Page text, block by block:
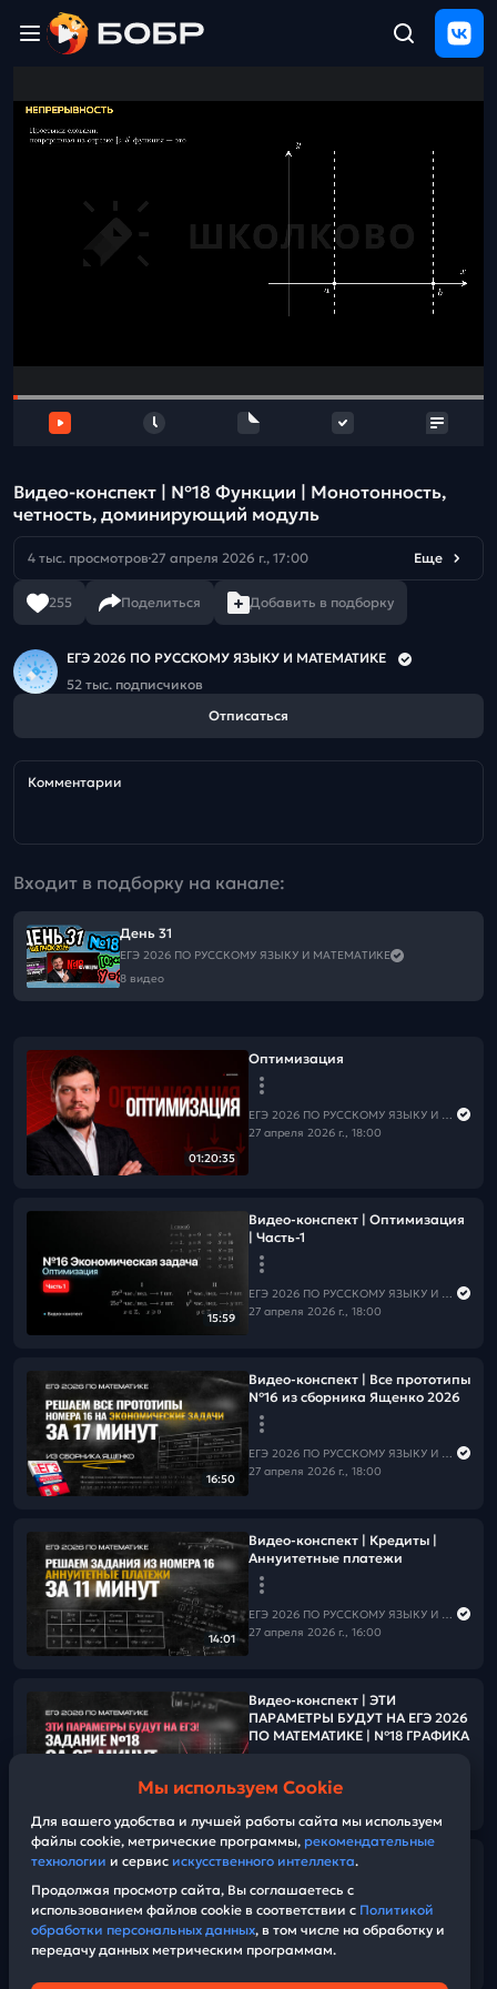
ЩЕЛЧОК
2026
и
отзыв
Видео-конспект | №18 Функции | Монотонность,
четность, доминирующий модуль
4 тыс. просмотров 27 апреля 2026 г., 17:00 Еще
255 Поделиться Добавить в подборку
ЕГЭ 2026 ПО РУССКОМУ ЯЗЫКУ И МАТЕМАТИКЕ
52 тыс. подписчиков
Отписаться
Комментарии
Входит в подборку на канале:
День 31
ЕГЭ 2026 ПО РУССКОМУ ЯЗЫКУ И МАТЕМАТИКЕ
8 видео
01:20:35
Оптимизация
ЕГЭ 2026 ПО РУССКОМУ ЯЗЫКУ И МАТЕМАТИКЕ
27 апреля 2026 г., 18:00
15:59
Видео-конспект | Оптимизация
| Часть-1
ЕГЭ 2026 ПО РУССКОМУ ЯЗЫКУ И МАТЕМАТИКЕ
27 апреля 2026 г., 18:00
16:50
Видео-конспект | Все прототипы
№16 из сборника Ященко 2026
ЕГЭ 2026 ПО РУССКОМУ ЯЗЫКУ И МАТЕМАТИКЕ
27 апреля 2026 г., 18:00
14:01
Видео-конспект | Кредиты |
Аннуитетные платежи
ЕГЭ 2026 ПО РУССКОМУ ЯЗЫКУ И МАТЕМАТИКЕ
27 апреля 2026 г., 16:00
23:37
Видео-конспект | ЭТИ
ПАРАМЕТРЫ БУДУТ НА ЕГЭ 2026
ПО МАТЕМАТИКЕ | №18 ГРАФИКА
39:44
Видео-конспект | Шпаргалка
ЕГЭ 2026 ПО РУССКОМУ ЯЗЫКУ И МАТЕМАТИКЕ
27 апреля 2026 г., 16:00
Мы используем Cookie
Для вашего удобства и лучшей работы сайта мы используем
файлы cookie, метрические программы, рекомендательные
технологии и сервис искусственного интеллекта.
Продолжая просмотр сайта, Вы соглашаетесь с
использованием файлов cookie в соответствии с Политикой
обработки персональных данных, в том числе на обработку и
передачу данных метрическим программам.